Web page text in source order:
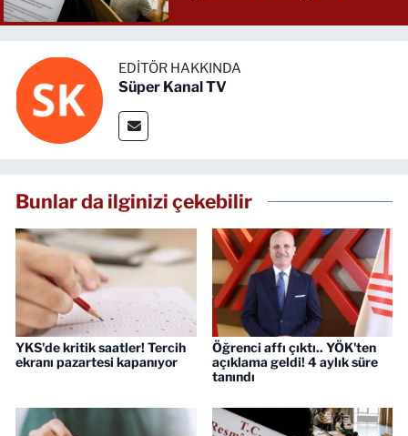
EDITÖR HAKKINDA
Süper Kanal TV
Bunlar da ilginizi çekebilir
YKS'de kritik saatler! Tercih
ekranı pazartesi kapanıyor
Öğrenci affı çıktı.. YÖK'ten
açıklama geldi! 4 aylık süre
tanındı